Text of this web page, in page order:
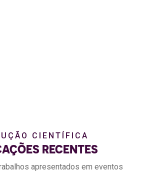
CIENTÍFICA
RECENTES
apresentados em eventos